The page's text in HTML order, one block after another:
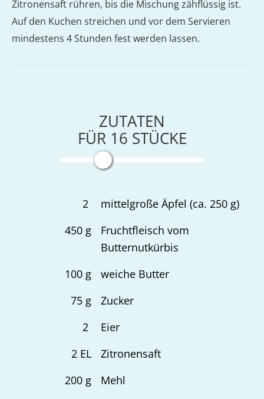
Zitronensaft rühren, bis die Mischung zähflüssig ist.
Auf den Kuchen streichen und vor dem Servieren
mindestens 4 Stunden fest werden lassen.
ZUTATEN
FÜR 16 STÜCKE
2
mittelgroße Äpfel (ca. 250 g)
450g
Fruchtfleisch vom
Butternutkürbis
100g
weiche Butter
75g
Zucker
2
Eier
2EL
Zitronensaft
200g
Mehl